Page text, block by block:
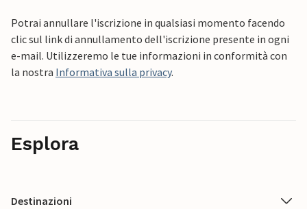
Potrai annullare l'iscrizione in qualsiasi momento facendo
clic sul link di annullamento dell'iscrizione presente in ogni
e-mail. Utilizzeremo le tue informazioni in conformità con
la nostra Informativa sulla privacy.
Esplora
Destinazioni